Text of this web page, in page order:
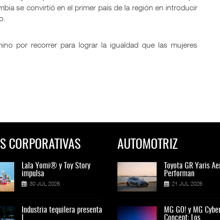
se convirtió en el primer país de la región en introducir
por recorrer para lograr la igualdad que las mujeres
CORPORATIVAS
Lala Yomi® y Toy Story
impulsa
30 JUL 2026
Industria tequilera presenta
Lala Yomi® y Toy
impulsa
30 JUL 2026
Industria tequilera
AUTOMOTRIZ
Toyota GR Yaris Aero
Performan
21 JUL 2026
MG GO! y MG Cyber
Toyota GR Yaris
Performan
21 JUL 2026
MG GO! y MG
Concept: Los